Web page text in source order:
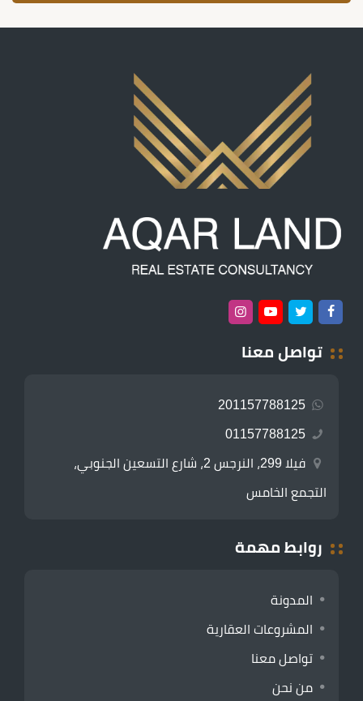
تواصل معنا
201157788125
01157788125
فيلا 299، النرجس 2، شارع التسعين الجنوبي،
التجمع الخامس
روابط مهمة
المدونة
المشروعات العقارية
تواصل معنا
من نحن